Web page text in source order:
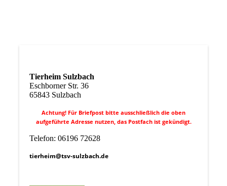
Tierheim Sulzbach
Eschborner Str. 36
65843 Sulzbach
Achtung! Für Briefpost bitte ausschließlich die oben
aufgeführte Adresse nutzen, das Postfach ist gekündigt.
Telefon: 06196 72628
tierheim@tsv-sulzbach.de